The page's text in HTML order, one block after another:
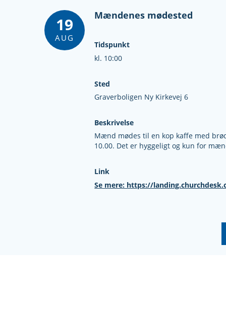
19
AUG
Mændenes mødested
Tidspunkt
kl. 10:00
Sted
Graverboligen Ny Kirkevej 6
Beskrivelse
Mænd mødes til en kop kaffe med
10.00. Det er hyggeligt og kun for
Link
Se mere: https://